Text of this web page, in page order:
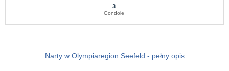
3
Gondole
Narty w Olympiaregion Seefeld - pełny opis